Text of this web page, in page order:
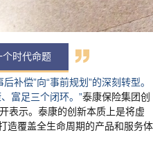
个时代命题
补偿”向“事前规划”的深刻转型。
富足三个闭环。”泰康保险集团创
表示。泰康的创新本质上是将虚
造覆盖全生命周期的产品和服务体